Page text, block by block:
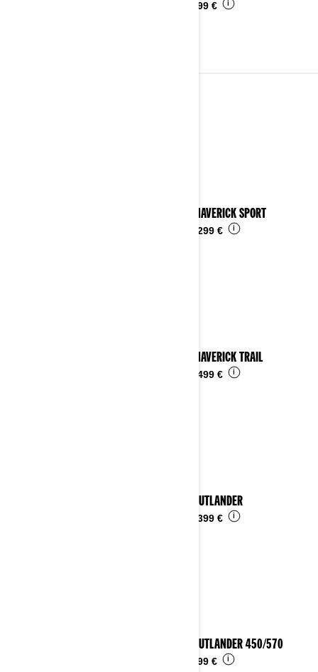
4.899 € i
2023 MAVERICK SPORT
24.299 € i
2023 MAVERICK TRAIL
16.499 € i
2023 OUTLANDER
15.399 € i
2023 OUTLANDER 450/570
9.099 € i